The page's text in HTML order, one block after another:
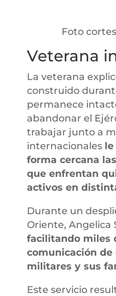
Foto
Veterana
La veterana
construido
permanece
abandonar el
trabajar junto a
internacionales
forma cercana
que enfrentan
activos en
Durante un
Oriente, Angelica
facilitando miles
comunicación
militares y sus
Este servicio